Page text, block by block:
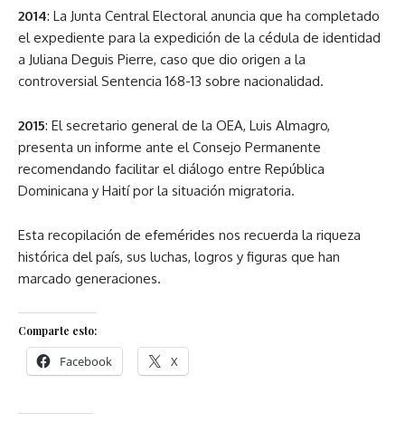
2014: La Junta Central Electoral anuncia que ha completado
el expediente para la expedición de la cédula de identidad
a Juliana Deguis Pierre, caso que dio origen a la
controversial Sentencia 168-13 sobre nacionalidad.
2015: El secretario general de la OEA, Luis Almagro,
presenta un informe ante el Consejo Permanente
recomendando facilitar el diálogo entre República
Dominicana y Haití por la situación migratoria.
Esta recopilación de efemérides nos recuerda la riqueza
histórica del país, sus luchas, logros y figuras que han
marcado generaciones.
Comparte esto:
Facebook X